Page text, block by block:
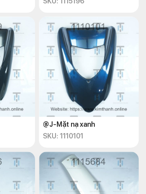
@J-Mặt nạ xanh
SKU: 1110101